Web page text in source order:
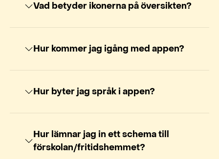
Vad betyder ikonerna på översikten?
Hur kommer jag igång med appen?
Hur byter jag språk i appen?
Hur lämnar jag in ett schema till
förskolan/fritidshemmet?